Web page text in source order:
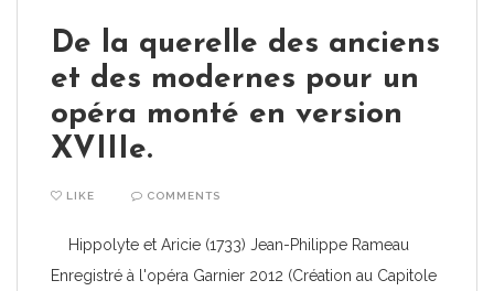
De la querelle des anciens
et des modernes pour un
opéra monté en version
XVIIIe.
LIKE COMMENTS
Hippolyte et Aricie (1733) Jean-Philippe Rameau
Enregistré à l'opéra Garnier 2012 (Création au Capitole